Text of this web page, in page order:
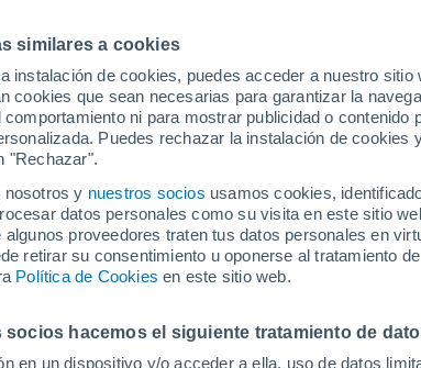
similares a cookies
instalación de cookies, puedes acceder a nuestro
cookies que sean necesarias para garantizar la
ni para mostrar publicidad o
Puedes rechazar la instalación de
"Rechazar".
nosotros y nuestros socios usamos cookies,
datos personales como su visita en este sitio
proveedores traten tus datos personales en
retirar su consentimiento u oponerse al tratamiento
Política de Cookies en este sitio web.
hacemos el siguiente tratamiento de
en un dispositivo y/o acceder a ella, uso de datos
hoy
dificultad 0 2 0 0
esquiables 0 / 1
0 / 2
Espesor
Espesor